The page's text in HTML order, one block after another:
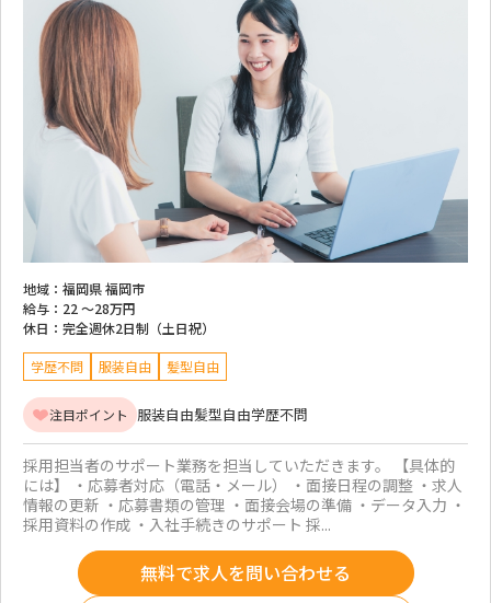
地域： 福岡県 福岡市
給与： 22 ～28万円
休日： 完全週休2日制（土日祝）
学歴不問 服装自由 髪型自由
注目ポイント 服装自由髪型自由学歴不問
採用担当者のサポート業務を担当していただきます。 【具体的
には】 ・応募者対応（電話・メール） ・面接日程の調整 ・求人
情報の更新 ・応募書類の管理 ・面接会場の準備 ・データ入力 ・
採用資料の作成 ・入社手続きのサポート 採...
無料で求人を問い合わせる